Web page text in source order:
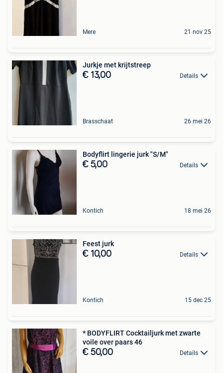
Mere 21 nov 25
Jurkje met krijtstreep
€ 13,00 Details
Brasschaat 26 mei 26
Bodyflirt lingerie jurk "S/M"
€ 5,00 Details
Kontich 18 mei 26
Feest jurk
€ 10,00 Details
Kontich 15 dec 25
* BODYFLIRT Cocktailjurk met zwarte
voile over paars 46
€ 50,00 Details